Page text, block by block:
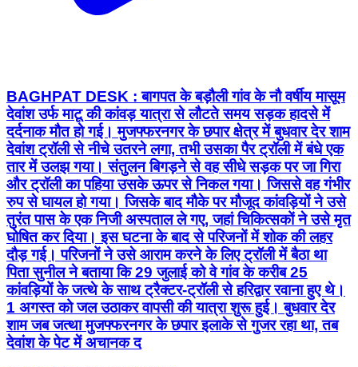
BAGHPAT DESK : बागपत के बड़ौली गांव के नौ वर्षीय मासूम
देवांश उर्फ माटू की कांवड़ यात्रा से लौटते समय सड़क हादसे में
दर्दनाक मौत हो गई। मुजफ्फरनगर के छपार क्षेत्र में बुधवार देर शाम
देवांश ट्रॉली से नीचे उतरने लगा, तभी उसका पैर ट्रॉली में बंधे एक
तार में उलझ गया। संतुलन बिगड़ने से वह सीधे सड़क पर जा गिरा
और ट्रॉली का पहिया उसके ऊपर से निकल गया। जिससे वह गंभीर
रुप से घायल हो गया। जिसके बाद मौके पर मौजूद कांवड़ियों ने उसे
तुरंत पास के एक निजी अस्पताल ले गए, जहां चिकित्सकों ने उसे मृत
घोषित कर दिया। इस घटना के बाद से परिजनों में शोक की लहर
दौड़ गई। परिजनों ने उसे आराम करने के लिए ट्रॉली में बैठा था
पिता सुनील ने बताया कि 29 जुलाई को वे गांव के करीब 25
कांवड़ियों के जत्थे के साथ ट्रैक्टर-ट्रॉली से हरिद्वार रवाना हुए थे।
1 अगस्त को जल उठाकर वापसी की यात्रा शुरू हुई। बुधवार देर
शाम जब जत्था मुजफ्फरनगर के छपार इलाके से गुजर रहा था, तब
देवांश के पेट में अचानक द